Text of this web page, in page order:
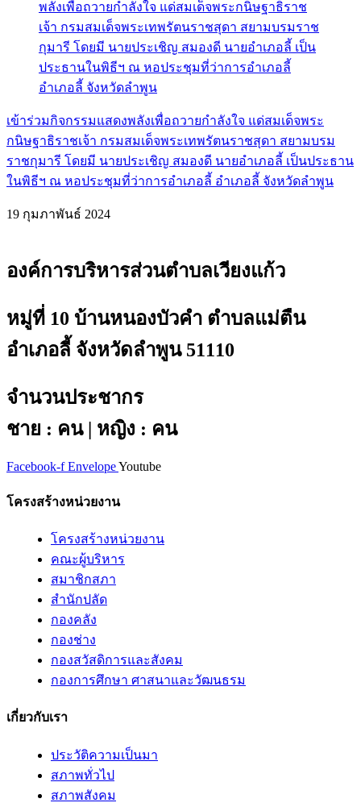
เข้าร่วมกิจกรรมแสดงพลังเพื่อถวายกำลังใจ แด่สมเด็จพระ
กนิษฐาธิราชเจ้า กรมสมเด็จพระเทพรัตนราชสุดา สยามบรม
ราชกุมารี โดยมี นายประเชิญ สมองดี นายอำเภอลี้ เป็นประธาน
ในพิธีฯ ณ หอประชุมที่ว่าการอำเภอลี้ อำเภอลี้ จังหวัดลำพูน
19 กุมภาพันธ์ 2024
องค์การบริหารส่วนตำบลเวียงแก้ว
หมู่ที่ 10 บ้านหนองบัวคำ ตำบลแม่ตืน
อำเภอลี้ จังหวัดลำพูน 51110
จำนวนประชากร
ชาย : คน | หญิง : คน
Facebook-f EnvelopeYoutube
โครงสร้างหน่วยงาน
โครงสร้างหน่วยงาน
คณะผู้บริหาร
สมาชิกสภา
สำนักปลัด
กองคลัง
กองช่าง
กองสวัสดิการและสังคม
กองการศึกษา ศาสนาและวัฒนธรม
เกี่ยวกับเรา
ประวัติความเป็นมา
สภาพทั่วไป
สภาพสังคม